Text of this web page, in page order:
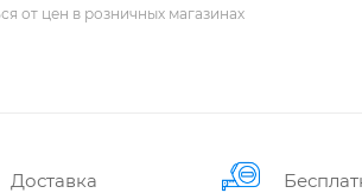
от цен в розничных магазинах
Доставка